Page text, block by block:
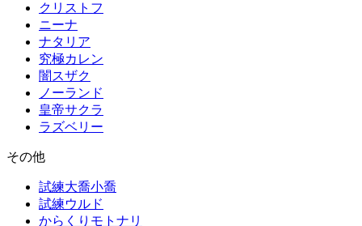
クリストフ
ニーナ
ナタリア
究極カレン
闇スザク
ノーランド
皇帝サクラ
ラズベリー
その他
試練大喬小喬
試練ウルド
からくりモトナリ